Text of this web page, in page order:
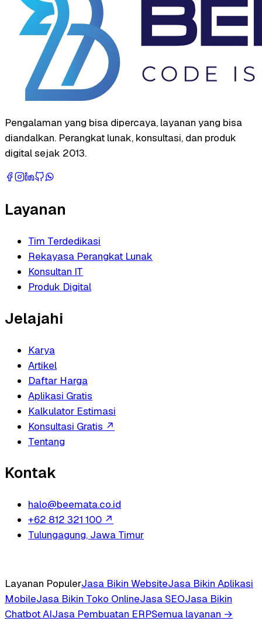
Pengalaman yang bisa dipercaya, layanan yang bisa
diandalkan. Perangkat lunak, konsultasi, dan produk
digital sejak 2013.
Layanan
Tim Terdedikasi
Rekayasa Perangkat Lunak
Konsultan IT
Produk Digital
Jelajahi
Karya
Artikel
Daftar Harga
Aplikasi Gratis
Kalkulator Estimasi
Konsultasi Gratis ↗
Tentang
Kontak
halo@beemata.co.id
+62 812 321 100 ↗
Tulungagung, Jawa Timur
Layanan PopulerJasa Bikin WebsiteJasa Bikin Aplikasi
MobileJasa Bikin Toko OnlineJasa SEOJasa Bikin
Chatbot AIJasa Pembuatan ERPSemua layanan →